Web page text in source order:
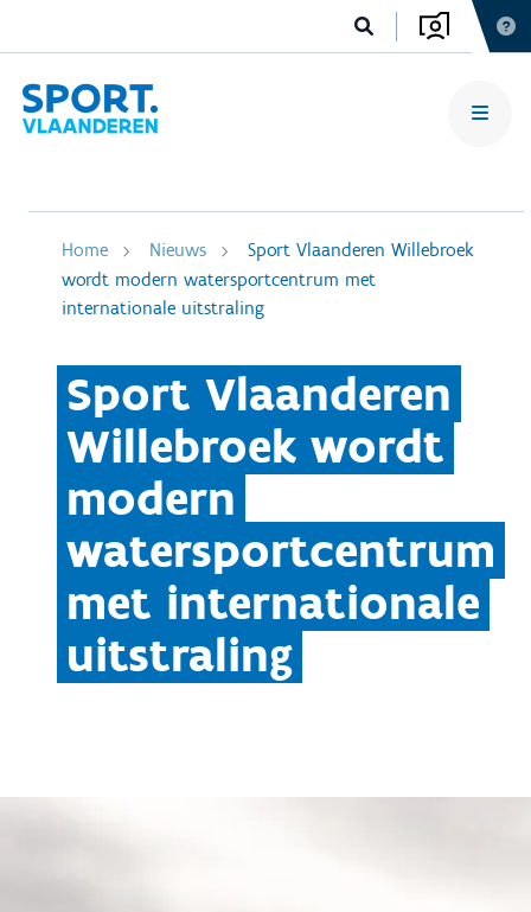
Home Nieuws
Sport Vlaanderen Willebroek
wordt modern watersportcentrum met
internationale uitstraling
Sport Vlaanderen
Willebroek wordt
modern
watersportcentrum
met internationale
uitstraling